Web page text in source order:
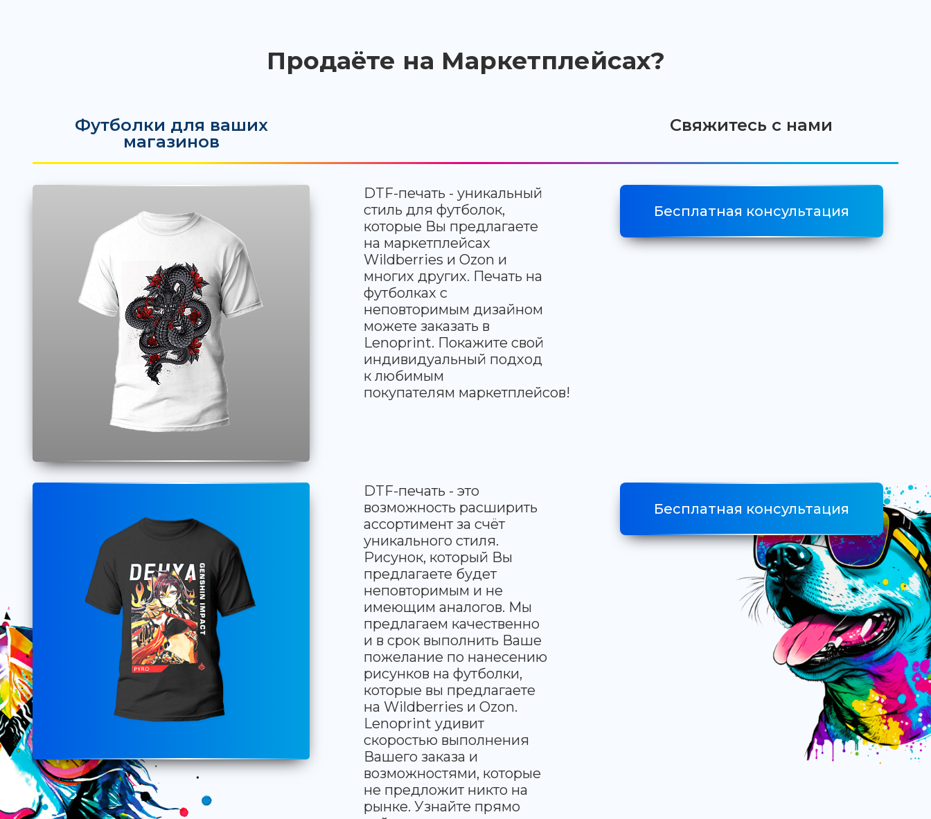
Продаёте на Маркетплейсах?
Футболки для ваших
магазинов
Свяжитесь с нами
DTF-печать - уникальный
стиль для футболок,
которые Вы предлагаете
на маркетплейсах
Wildberries и Ozon и
многих других. Печать на
футболках с
неповторимым дизайном
можете заказать в
Lenoprint. Покажите свой
индивидуальный подход
к любимым
покупателям маркетплейсов!
Бесплатная консультация
DTF-печать - это
возможность расширить
ассортимент за счёт
уникального стиля.
Рисунок, который Вы
предлагаете будет
неповторимым и не
имеющим аналогов. Мы
предлагаем качественно
и в срок выполнить Ваше
пожелание по нанесению
рисунков на футболки,
которые вы предлагаете
на Wildberries и Ozon.
Lenoprint удивит
скоростью выполнения
Вашего заказа и
возможностями, которые
не предложит никто на
рынке. Узнайте прямо
Бесплатная консультация